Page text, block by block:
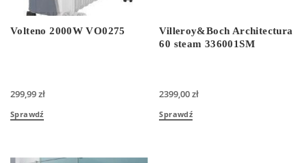
Volteno 2000W VO0275
299,99zł
Sprawdź
Villeroy&Boch Architectura
60 steam 336001SM
2399,00zł
Sprawdź